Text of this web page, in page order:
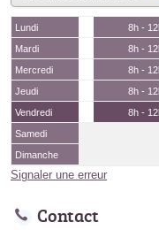
Lundi 8h -
Mardi
8h -
Mercredi
8h -
Jeudi
8h -
Vendredi
8h -
Samedi
Dimanche
Signaler une erreur
Contact